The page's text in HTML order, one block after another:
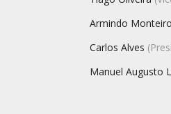
Armindo Monteiro
Carlos Alves
Manuel Augusto